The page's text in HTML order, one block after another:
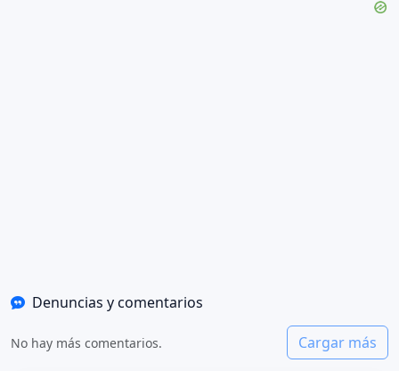
Denuncias y comentarios
No hay más comentarios. Cargar más